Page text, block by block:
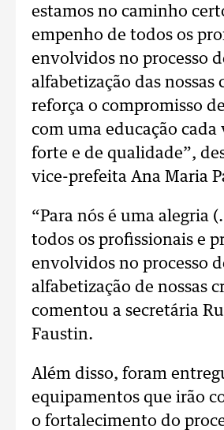
estamos no caminho
empenho de todos os
envolvidos no processo
alfabetização das nossas
reforça o compromisso
com uma educação cada
forte e de qualidade”,
vice-prefeita Ana Maria
“Para nós é uma alegria
todos os profissionais e
envolvidos no processo
alfabetização de nossas
comentou a secretária
Faustin.
Além disso, foram
equipamentos que irão
o fortalecimento do